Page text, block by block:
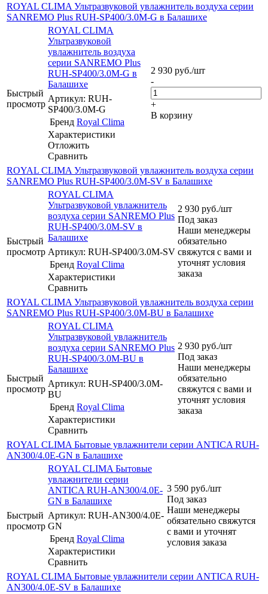
ROYAL CLIMA Ультразвуковой увлажнитель воздуха серии
SANREMO Plus RUH-SP400/3.0M-G в Балашихе
Быстрый
просмотр
ROYAL CLIMA
Ультразвуковой
увлажнитель воздуха
серии SANREMO Plus
RUH-SP400/3.0M-G в
Балашихе
Артикул: RUH-
SP400/3.0M-G
Бренд Royal Clima
Характеристики
Отложить
Сравнить
2 930 руб./шт
-
+
В корзину
ROYAL CLIMA Ультразвуковой увлажнитель воздуха серии
SANREMO Plus RUH-SP400/3.0M-SV в Балашихе
Быстрый
просмотр
ROYAL CLIMA
Ультразвуковой увлажнитель
воздуха серии SANREMO Plus
RUH-SP400/3.0M-SV в
Балашихе
Артикул: RUH-SP400/3.0M-SV
Бренд Royal Clima
Характеристики
Сравнить
2 930 руб./шт
Под заказ
Наши менеджеры
обязательно
свяжутся с вами и
уточнят условия
заказа
ROYAL CLIMA Ультразвуковой увлажнитель воздуха серии
SANREMO Plus RUH-SP400/3.0M-BU в Балашихе
Быстрый
просмотр
ROYAL CLIMA
Ультразвуковой увлажнитель
воздуха серии SANREMO Plus
RUH-SP400/3.0M-BU в
Балашихе
Артикул: RUH-SP400/3.0M-
BU
Бренд Royal Clima
Характеристики
Сравнить
2 930 руб./шт
Под заказ
Наши менеджеры
обязательно
свяжутся с вами и
уточнят условия
заказа
ROYAL CLIMA Бытовые увлажнители серии ANTICA RUH-
AN300/4.0E-GN в Балашихе
Быстрый
просмотр
ROYAL CLIMA Бытовые
увлажнители серии
ANTICA RUH-AN300/4.0E-
GN в Балашихе
Артикул: RUH-AN300/4.0E-
GN
Бренд Royal Clima
Характеристики
Сравнить
3 590 руб./шт
Под заказ
Наши менеджеры
обязательно свяжутся
с вами и уточнят
условия заказа
ROYAL CLIMA Бытовые увлажнители серии ANTICA RUH-
AN300/4.0E-SV в Балашихе